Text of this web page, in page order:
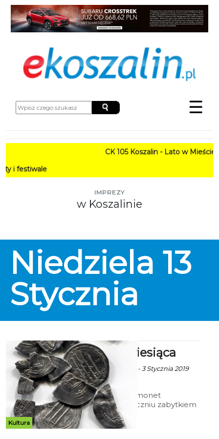
☰
CK 105 Koszalin - Lato w Mieście HARMONOGRAM
IMPREZY
w Koszalinie
Niedziela 13
Stycznia
Kultura
Zabytek Miesiąca
Ekoszalin z mat. inf. - 3 Stycznia 2019
godz. 14:15
Skarb arabskich monet
srebrnych. W styczniu zabytkiem
miesiąca jest niewielki, liczący 20
okazów, zespół (tzw. skarb)